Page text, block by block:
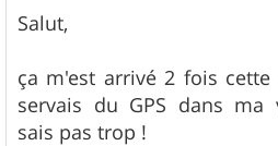
s
s
g
e
Salut,
ça m'est arrivé 2 fois
servais du GPS dans ma
sais pas trop !